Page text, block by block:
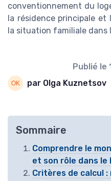
conventionnement du
la résidence principale et
la situation familiale dans
Publié le
par Olga Kuznetsov
Sommaire
Comprendre le
et son rôle dans le
Critères de calcul